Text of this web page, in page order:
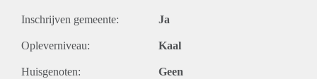
Inschrijven gemeente: Ja
Opleverniveau: Kaal
Huisgenoten: Geen